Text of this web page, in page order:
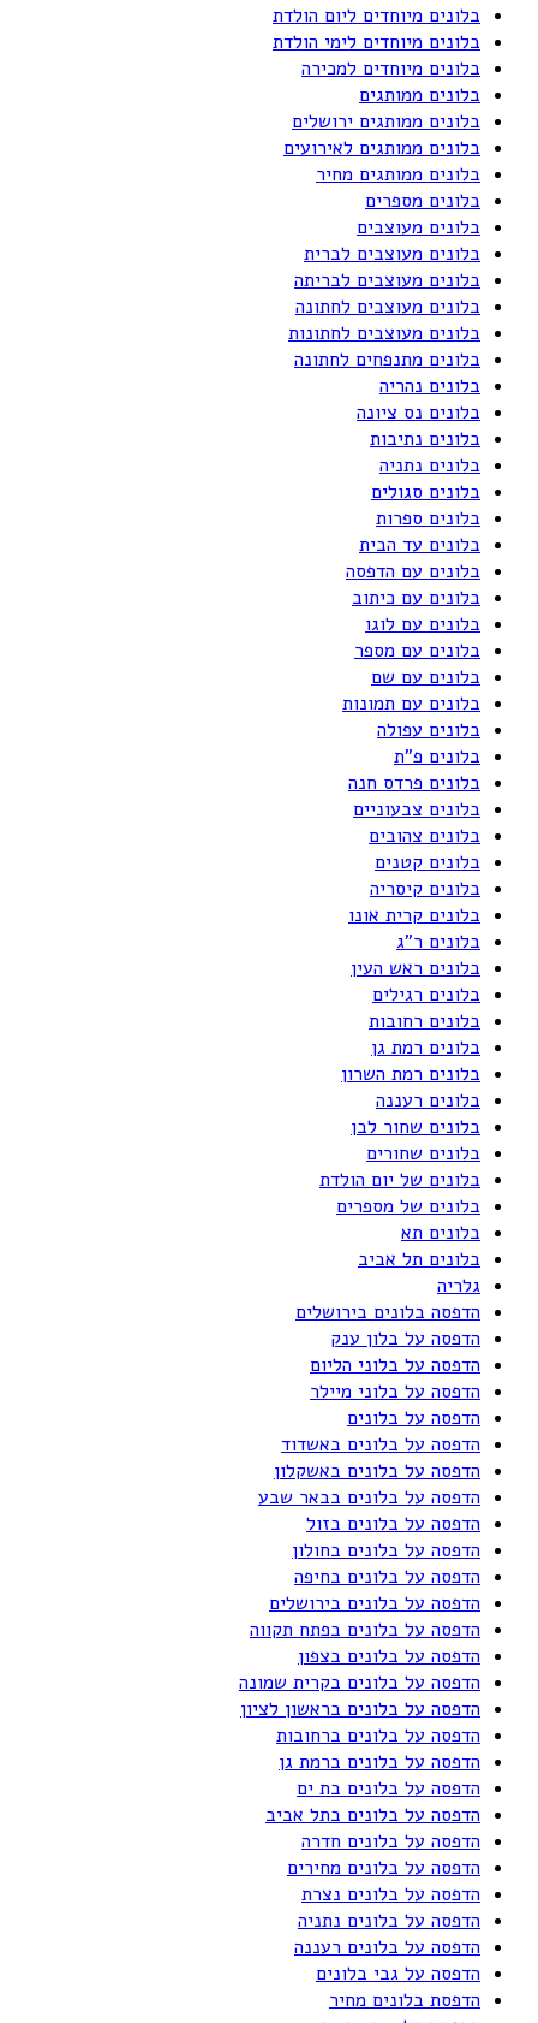
בלונים מיוחדים ליום הולדת
בלונים מיוחדים לימי הולדת
בלונים מיוחדים למכירה
בלונים ממותגים
בלונים ממותגים ירושלים
בלונים ממותגים לאירועים
בלונים ממותגים מחיר
בלונים מספרים
בלונים מעוצבים
בלונים מעוצבים לברית
בלונים מעוצבים לבריתה
בלונים מעוצבים לחתונה
בלונים מעוצבים לחתונות
בלונים מתנפחים לחתונה
בלונים נהריה
בלונים נס ציונה
בלונים נתיבות
בלונים נתניה
בלונים סגולים
בלונים ספרות
בלונים עד הבית
בלונים עם הדפסה
בלונים עם כיתוב
בלונים עם לוגו
בלונים עם מספר
בלונים עם שם
בלונים עם תמונות
בלונים עפולה
בלונים פ"ת
בלונים פרדס חנה
בלונים צבעוניים
בלונים צהובים
בלונים קטנים
בלונים קיסריה
בלונים קרית אונו
בלונים ר"ג
בלונים ראש העין
בלונים רגילים
בלונים רחובות
בלונים רמת גן
בלונים רמת השרון
בלונים רעננה
בלונים שחור לבן
בלונים שחורים
בלונים של יום הולדת
בלונים של מספרים
בלונים תא
בלונים תל אביב
גלריה
הדפסה בלונים בירושלים
הדפסה על בלון ענק
הדפסה על בלוני הליום
הדפסה על בלוני מיילר
הדפסה על בלונים
הדפסה על בלונים באשדוד
הדפסה על בלונים באשקלון
הדפסה על בלונים בבאר שבע
הדפסה על בלונים בזול
הדפסה על בלונים בחולון
הדפסה על בלונים בחיפה
הדפסה על בלונים בירושלים
הדפסה על בלונים בפתח תקווה
הדפסה על בלונים בצפון
הדפסה על בלונים בקרית שמונה
הדפסה על בלונים בראשון לציון
הדפסה על בלונים ברחובות
הדפסה על בלונים ברמת גן
הדפסה על בלונים בת ים
הדפסה על בלונים בתל אביב
הדפסה על בלונים חדרה
הדפסה על בלונים מחירים
הדפסה על בלונים נצרת
הדפסה על בלונים נתניה
הדפסה על בלונים רעננה
הדפסה על גבי בלונים
הדפסת בלונים מחיר